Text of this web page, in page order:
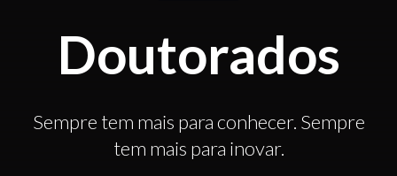
Doutorados
Sempre tem mais para conhecer. Sempre
tem mais para inovar.